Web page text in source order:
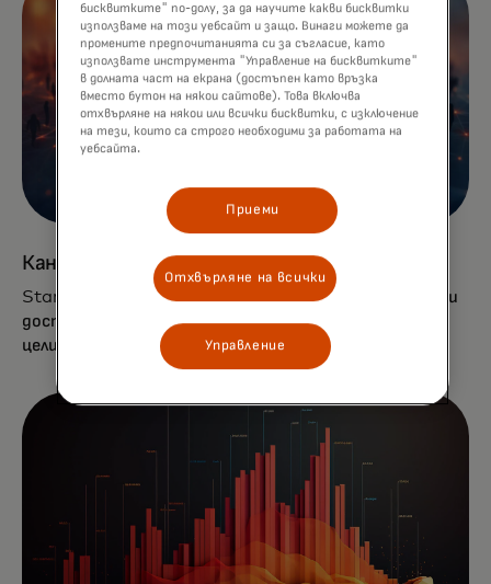
Канали + клиенти
Start Path предоставя на стартиращите компании
достъп до хиляди наши клиенти и партньори по
целия свят.
бисквитките" по-долу, за да научите какви бисквитки
използваме на този уебсайт и защо. Винаги можете да
промените предпочитанията си за съгласие, като
използвате инструмента "Управление на бисквитките"
в долната част на екрана (достъпен като връзка
вместо бутон на някои сайтове). Това включва
отхвърляне на някои или всички бисквитки, с изключение
на тези, които са строго необходими за работата на
уебсайта.
Приеми
Отхвърляне на всички
Управление